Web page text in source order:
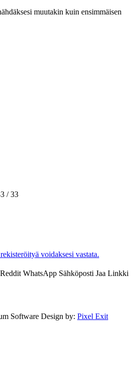
muutakin kuin ensimmäisen
/ 33
voidaksesi vastata.
Reddit WhatsApp Sähköposti Jaa Linkki
Software Design by: Pixel Exit